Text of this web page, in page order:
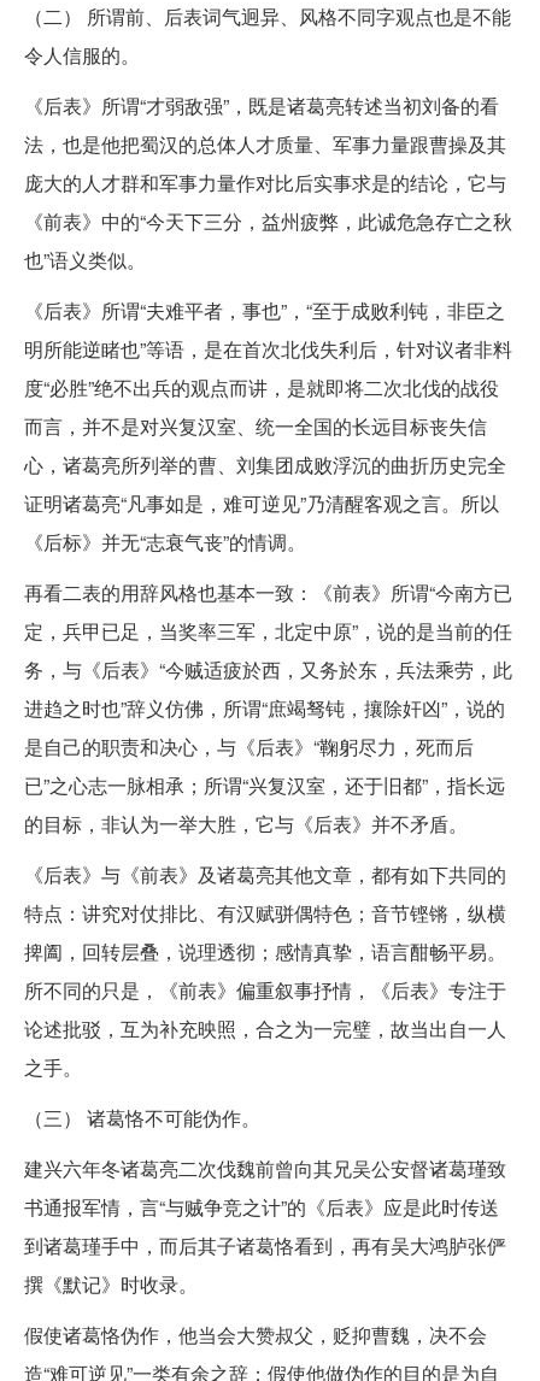
（二） 所谓前、后表词气迥异、风格不同字观点也是不能
令人信服的。
《后表》所谓“才弱敌强”，既是诸葛亮转述当初刘备的看
法，也是他把蜀汉的总体人才质量、军事力量跟曹操及其
庞大的人才群和军事力量作对比后实事求是的结论，它与
《前表》中的“今天下三分，益州疲弊，此诚危急存亡之秋
也”语义类似。
《后表》所谓“夫难平者，事也”，“至于成败利钝，非臣之
明所能逆睹也”等语，是在首次北伐失利后，针对议者非料
度“必胜”绝不出兵的观点而讲，是就即将二次北伐的战役
而言，并不是对兴复汉室、统一全国的长远目标丧失信
心，诸葛亮所列举的曹、刘集团成败浮沉的曲折历史完全
证明诸葛亮“凡事如是，难可逆见”乃清醒客观之言。所以
《后标》并无“志衰气丧”的情调。
再看二表的用辞风格也基本一致：《前表》所谓“今南方已
定，兵甲已足，当奖率三军，北定中原”，说的是当前的任
务，与《后表》“今贼适疲於西，又务於东，兵法乘劳，此
进趋之时也”辞义仿佛，所谓“庶竭驽钝，攘除奸凶”，说的
是自己的职责和决心，与《后表》“鞠躬尽力，死而后
已”之心志一脉相承；所谓“兴复汉室，还于旧都”，指长远
的目标，非认为一举大胜，它与《后表》并不矛盾。
《后表》与《前表》及诸葛亮其他文章，都有如下共同的
特点：讲究对仗排比、有汉赋骈偶特色；音节铿锵，纵横
捭阖，回转层叠，说理透彻；感情真挚，语言酣畅平易。
所不同的只是，《前表》偏重叙事抒情，《后表》专注于
论述批驳，互为补充映照，合之为一完璧，故当出自一人
之手。
（三） 诸葛恪不可能伪作。
建兴六年冬诸葛亮二次伐魏前曾向其兄吴公安督诸葛瑾致
书通报军情，言“与贼争竞之计”的《后表》应是此时传送
到诸葛瑾手中，而后其子诸葛恪看到，再有吴大鸿胪张俨
撰《默记》时收录。
假使诸葛恪伪作，他当会大赞叔父，贬抑曹魏，决不会
造“难可逆见”一类有余之辞；假使他做伪作的目的是为自